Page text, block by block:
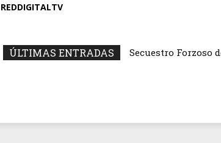
REDDIGITALTV
ÚLTIMAS ENTRADAS
Secuestro Forzoso